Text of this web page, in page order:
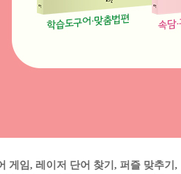
게임, 레이저 단어 찾기, 퍼즐 맞추기,